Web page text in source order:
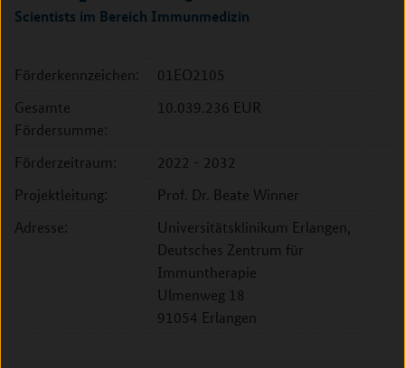
Scientists im Bereich Immunmedizin
Förderkennzeichen:
01EO2105
Gesamte
Fördersumme:
10.039.236 EUR
Förderzeitraum:
2022 - 2032
Projektleitung:
Prof. Dr. Beate Winner
Adresse:
Universitätsklinikum Erlangen,
Deutsches Zentrum für
Immuntherapie
Ulmenweg 18
91054 Erlangen